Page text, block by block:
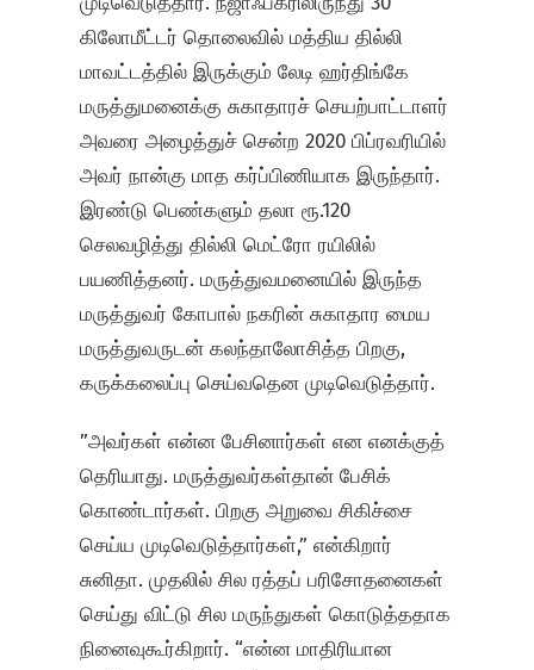
கிலோமீட்டர் தொலைவில் மத்திய தில்லி
மாவட்டத்தில் இருக்கும் லேடி ஹர்திங்கே
மருத்துமனைக்கு சுகாதாரச் செயற்பாட்டாளர்
அவரை அழைத்துச் சென்ற 2020 பிப்ரவரியில்
அவர் நான்கு மாத கர்ப்பிணியாக இருந்தார்.
இரண்டு பெண்களும் தலா ரூ.120
செலவழித்து தில்லி மெட்ரோ ரயிலில்
பயணித்தனர். மருத்துவமனையில் இருந்த
மருத்துவர் கோபால் நகரின் சுகாதார மைய
மருத்துவருடன் கலந்தாலோசித்த பிறகு,
கருக்கலைப்பு செய்வதென முடிவெடுத்தார்.
”அவர்கள் என்ன பேசினார்கள் என எனக்குத்
தெரியாது. மருத்துவர்கள்தான் பேசிக்
கொண்டார்கள். பிறகு அறுவை சிகிச்சை
செய்ய முடிவெடுத்தார்கள்,” என்கிறார்
சுனிதா. முதலில் சில ரத்தப் பரிசோதனைகள்
செய்து விட்டு சில மருந்துகள் கொடுத்ததாக
நினைவுகூர்கிறார். “என்ன மாதிரியான